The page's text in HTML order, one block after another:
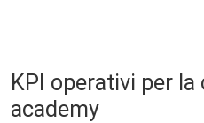
KPI operativi per
academy